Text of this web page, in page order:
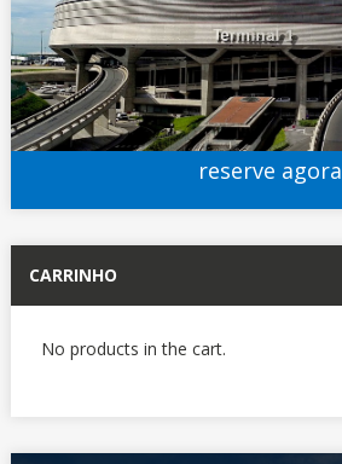
reserve agora
CARRINHO
No products in the cart.